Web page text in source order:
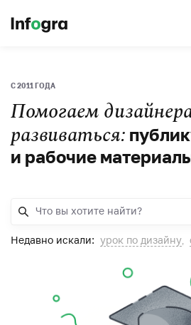
C 2011 ГОДА
Помогаем
развиваться:
и рабочие
Недавно искали: урок по дизайну